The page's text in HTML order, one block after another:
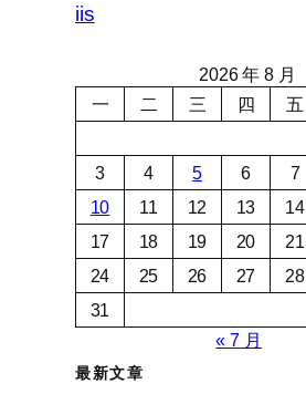
iis
2026 年 8 月
一
二 三 四 五
3
4 5 6 7
10
11 12 13 14
17
18 19 20 21
24
25 26 27 28
31
« 7 月
最新文章